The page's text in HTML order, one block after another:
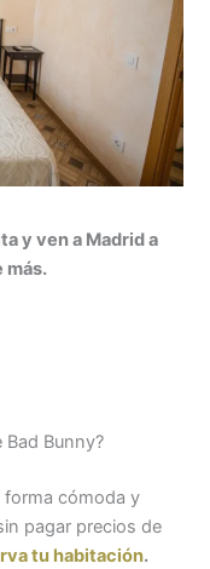
y ven a Madrid a
más.
Bad Bunny?
forma cómoda y
pagar precios de
tu habitación.